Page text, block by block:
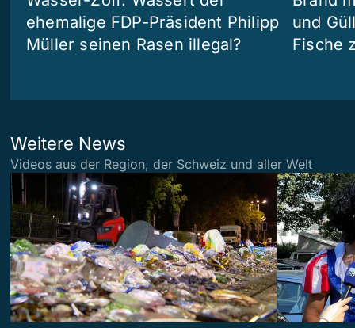
ehemalige FDP-Präsident Philipp
Müller seinen Rasen illegal?
und
Fische
Weitere News
Videos aus der Region, der Schweiz und aller Welt